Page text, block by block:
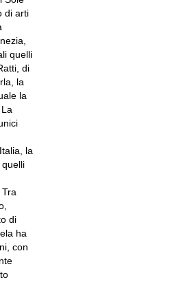
di arti
quelli
di
la
la
la
di
ha
con